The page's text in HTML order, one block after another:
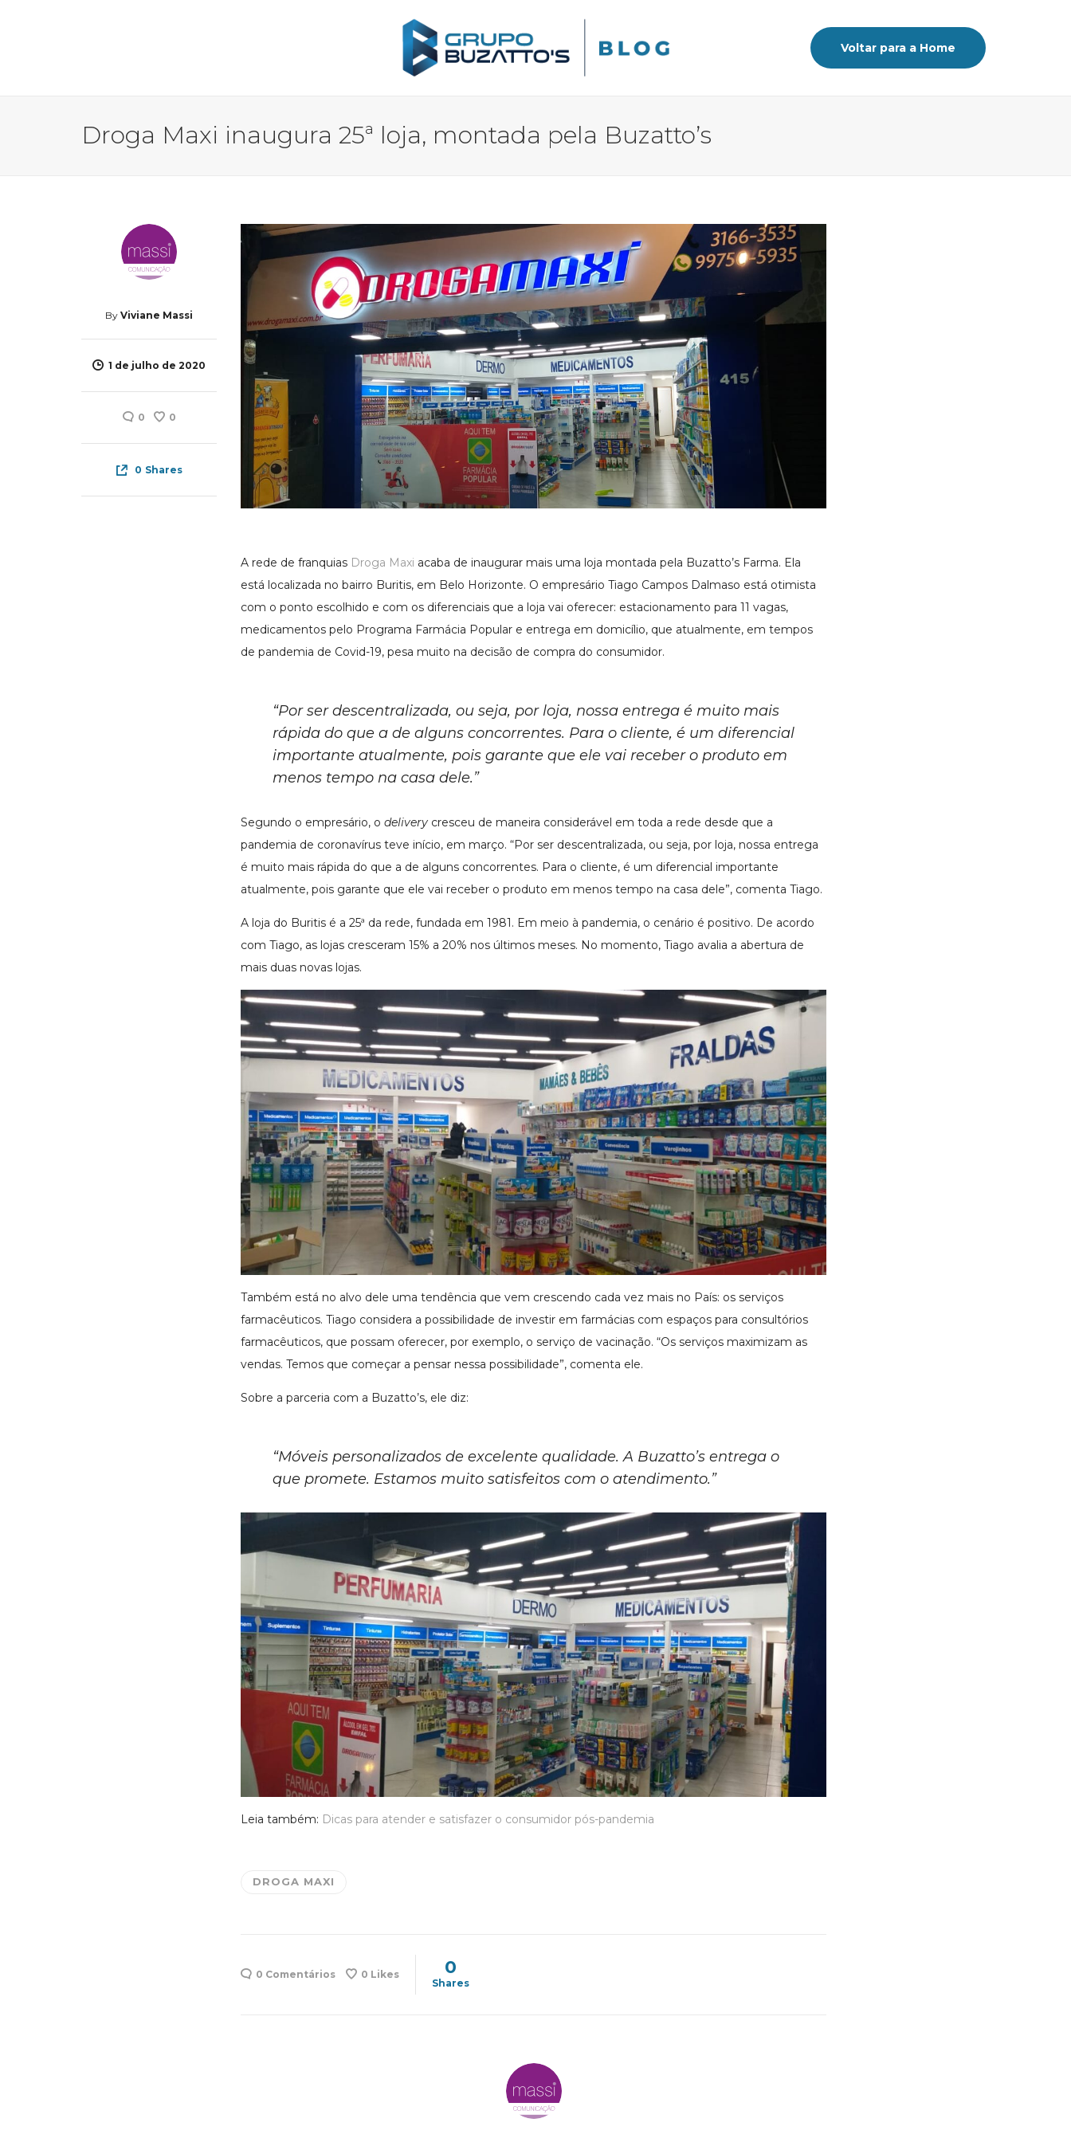
Voltar para a Home
Droga Maxi inaugura 25ª loja, montada pela Buzatto’s
By Viviane Massi
1 de julho de 2020
0 0
0 Shares
A rede de franquias Droga Maxi acaba de inaugurar mais uma loja montada pela Buzatto’s Farma. Ela
está localizada no bairro Buritis, em Belo Horizonte. O empresário Tiago Campos Dalmaso está otimista
com o ponto escolhido e com os diferenciais que a loja vai oferecer: estacionamento para 11 vagas,
medicamentos pelo Programa Farmácia Popular e entrega em domicílio, que atualmente, em tempos
de pandemia de Covid-19, pesa muito na decisão de compra do consumidor.
“Por ser descentralizada, ou seja, por loja, nossa entrega é muito mais
rápida do que a de alguns concorrentes. Para o cliente, é um diferencial
importante atualmente, pois garante que ele vai receber o produto em
menos tempo na casa dele.”
Segundo o empresário, o delivery cresceu de maneira considerável em toda a rede desde que a
pandemia de coronavírus teve início, em março. “Por ser descentralizada, ou seja, por loja, nossa entrega
é muito mais rápida do que a de alguns concorrentes. Para o cliente, é um diferencial importante
atualmente, pois garante que ele vai receber o produto em menos tempo na casa dele”, comenta Tiago.
A loja do Buritis é a 25ª da rede, fundada em 1981. Em meio à pandemia, o cenário é positivo. De acordo
com Tiago, as lojas cresceram 15% a 20% nos últimos meses. No momento, Tiago avalia a abertura de
mais duas novas lojas.
Também está no alvo dele uma tendência que vem crescendo cada vez mais no País: os serviços
farmacêuticos. Tiago considera a possibilidade de investir em farmácias com espaços para consultórios
farmacêuticos, que possam oferecer, por exemplo, o serviço de vacinação. “Os serviços maximizam as
vendas. Temos que começar a pensar nessa possibilidade”, comenta ele.
Sobre a parceria com a Buzatto’s, ele diz:
“Móveis personalizados de excelente qualidade. A Buzatto’s entrega o
que promete. Estamos muito satisfeitos com o atendimento.”
Leia também: Dicas para atender e satisfazer o consumidor pós-pandemia
DROGA MAXI
0 Comentários 0 Likes 0
Shares